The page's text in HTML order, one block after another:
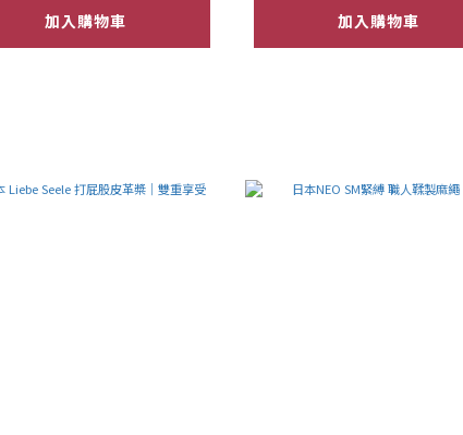
加入購物車 加入購物車